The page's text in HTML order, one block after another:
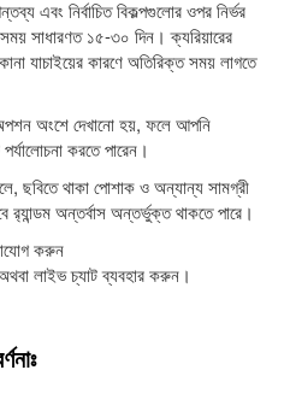
এবং নির্বাচিত বিকল্পগুলোর ওপর নির্ভর
সাধারণত ১৫-৩০ দিন। ক্যরিয়ারের
যাচাইয়ের কারণে অতিরিক্ত সময় লাগতে
অংশে দেখানো হয়, ফলে আপনি
করতে পারেন।
ছবিতে থাকা পোশাক ও অন্যান্য সামগ্রী
অন্তর্বাস অন্তর্ভুক্ত থাকতে পারে।
করুন
লাইভ চ্যাট ব্যবহার করুন।